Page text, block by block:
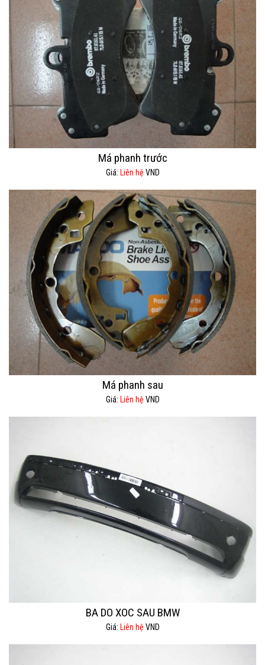
Má phanh trước
Giá: Liên hệ VND
Má phanh sau
Giá: Liên hệ VND
BA DO XOC SAU BMW
Giá: Liên hệ VND